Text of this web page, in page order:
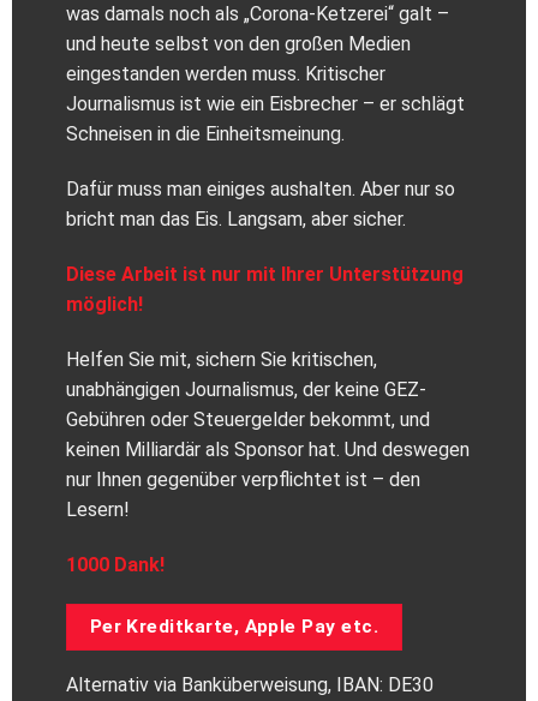
was damals noch als „Corona-Ketzerei“ galt –
und heute selbst von den großen Medien
eingestanden werden muss. Kritischer
Journalismus ist wie ein Eisbrecher – er schlägt
Schneisen in die Einheitsmeinung.
Dafür muss man einiges aushalten. Aber nur so
bricht man das Eis. Langsam, aber sicher.
Diese Arbeit ist nur mit Ihrer Unterstützung
möglich!
Helfen Sie mit, sichern Sie kritischen,
unabhängigen Journalismus, der keine GEZ-
Gebühren oder Steuergelder bekommt, und
keinen Milliardär als Sponsor hat. Und deswegen
nur Ihnen gegenüber verpflichtet ist – den
Lesern!
1000 Dank!
Per Kreditkarte, Apple Pay etc.
Alternativ via Banküberweisung, IBAN: DE30